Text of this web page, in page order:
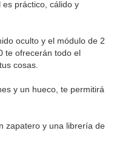
práctico, cálido y
oculto y el módulo de 2
te ofrecerán todo el
cosas.
y un hueco, te permitirá
zapatero y una librería de